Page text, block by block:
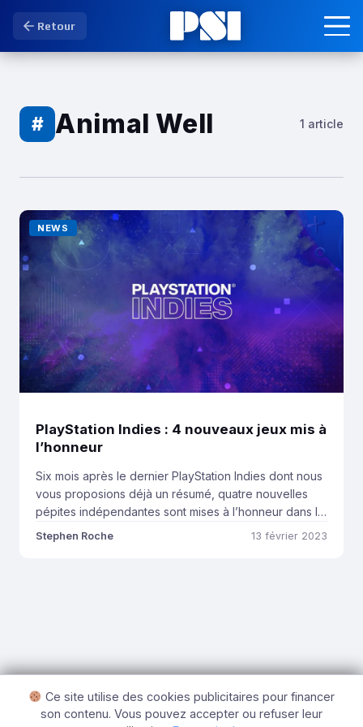
Retour
# Animal Well 1 article
NEWS
PlayStation Indies : 4 nouveaux jeux mis à
l’honneur
Six mois après le dernier PlayStation Indies dont nous
vous proposions déjà un résumé, quatre nouvelles
pépites indépendantes sont mises à l’honneur dans le
PS Blog. Une belle occasion de découvrir des
Stephen Roche 13 février 2023
Ce site utilise des cookies publicitaires pour financer
son contenu. Vous pouvez accepter ou refuser leur